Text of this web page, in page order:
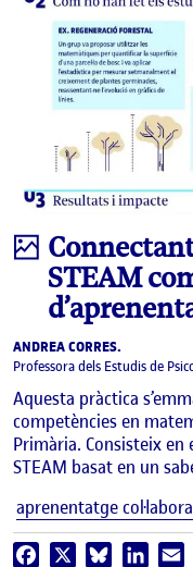
Infografia
STEAM
ANDREA CORRES.
Professora dels Estudis de
Aquesta pràctica
competències en
Primària. Consisteix en
STEAM basat en un
aprenentatge
Facebook Bluesky